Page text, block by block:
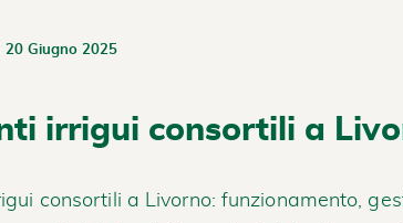
20 Giugno 2025
irrigui consortili a
consortili a Livorno: funzionamento,